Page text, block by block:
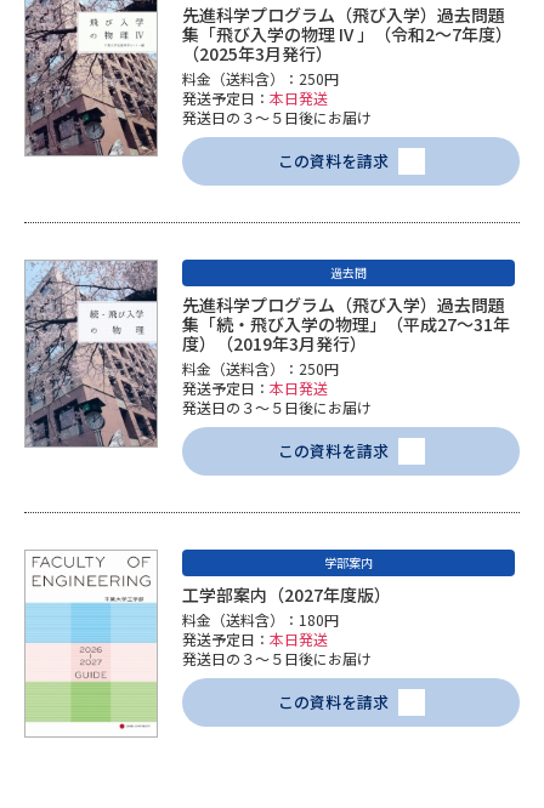
先進科学プログラム（飛び入学）過去問題
集「飛び入学の物理 IV 」（令和2～7年度）
（2025年3月発行）
料金（送料含）：250円
発送予定日： 本日発送
発送日の３～５日後にお届け
この資料を請求
過去問
先進科学プログラム（飛び入学）過去問題
集「続・飛び入学の物理」（平成27～31年
度）（2019年3月発行）
料金（送料含）：250円
発送予定日： 本日発送
発送日の３～５日後にお届け
この資料を請求
学部案内
工学部案内（2027年度版）
料金（送料含）：180円
発送予定日： 本日発送
発送日の３～５日後にお届け
この資料を請求